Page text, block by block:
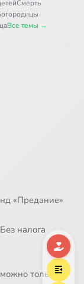
Смерть
Все темы →
«Предание»
налога
только в